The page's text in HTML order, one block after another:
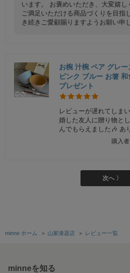
います。 お褒めいただき、大変嬉し
ご満足いただける商品づくりを目指
き続きご愛顧賜りますようお願い申
お椀 汁椀 ペア グレ
ピンク ブルー お箸
プレゼント
レビューが遅れてしま
婚した友人に贈り物と
んでもらえました🎶 あ
次へ 〉
minne ホーム ＞ 山家漆器店 ＞ レビュー一覧
minneを知る